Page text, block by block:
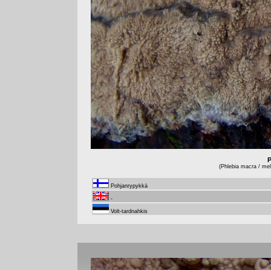
(Phlebia macra /
Pohjanrypykkä
-
Volt-tardnahkis